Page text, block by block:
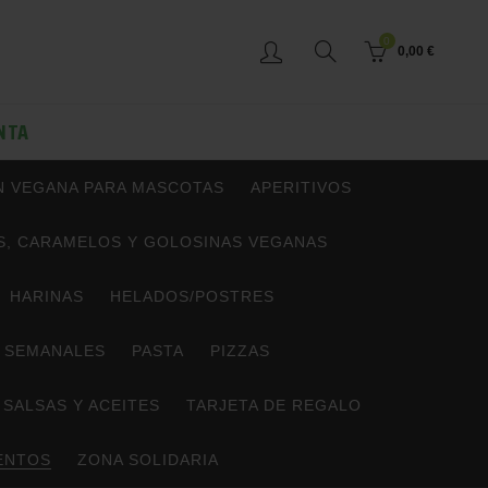
0
0,00 €
VEGANA PARA MASCOTAS APERITIVOS
CARAMELOS Y GOLOSINAS VEGANAS
HARINAS HELADOS/POSTRES
PASTA PIZZAS
SALSAS Y ACEITES TARJETA DE REGALO
ZONA SOLIDARIA